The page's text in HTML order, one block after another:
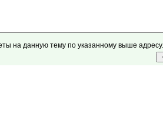
на данную тему по указанному выше адресу.